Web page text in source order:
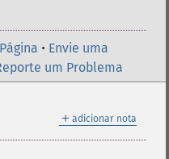
• Envie uma
um Problema
＋ adicionar nota